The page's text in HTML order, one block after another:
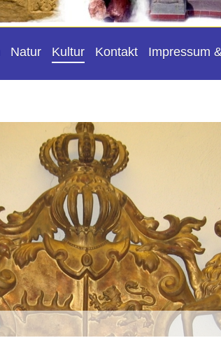
Natur Kultur Kontakt Impressum